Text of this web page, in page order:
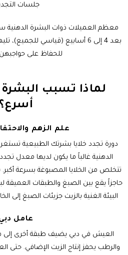
جلسات
معظم العميلات ذوات البشرة الدهنية
للحفاظ على
لماذا تسبب البشرة
أسرع؟
علم الزهم
الدهنية غالباً ما يكون لديها معدل
تتخلص من الخلايا المصبوغة بسرعة
حاجزاً يقع بين الصبغ والطبقات العميقة
البيئة الغنية بالزيت جزيئات الصبغ إلى
عامل
العيش في دبي يضيف طبقة أخرى إلى
والرطب يحفز إنتاج الزيت الإضافي. حتى